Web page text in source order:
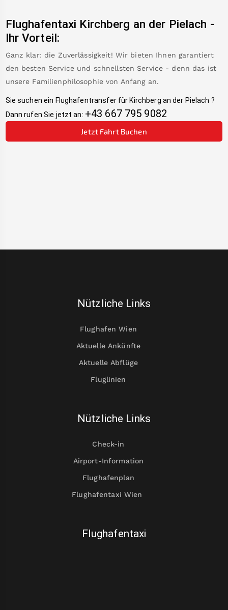
Flughafentaxi Kirchberg an der Pielach -
Ihr Vorteil:
Ganz klar: die Zuverlässigkeit! Wir bieten Ihnen garantiert
den besten Service und schnellsten Service - denn das ist
unsere Familienphilosophie von Anfang an.
Sie suchen ein Flughafentransfer für Kirchberg an der Pielach ?
Dann rufen Sie jetzt an: +43 667 795 9082
Jetzt Fahrt Buchen
Nützliche Links
Flughafen Wien
Aktuelle Ankünfte
Aktuelle Abflüge
Fluglinien
Nützliche Links
Check-in
Airport-Information
Flughafenplan
Flughafentaxi Wien
Flughafentaxi